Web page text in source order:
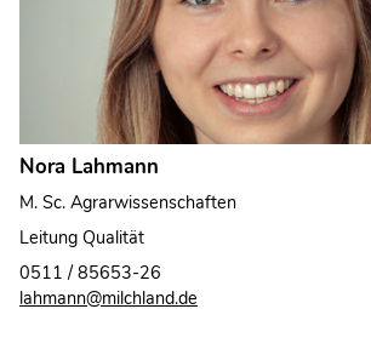
Nora Lahmann
M. Sc. Agrarwissenschaften
Leitung Qualität
0511 / 85653-26
lahmann@milchland.de